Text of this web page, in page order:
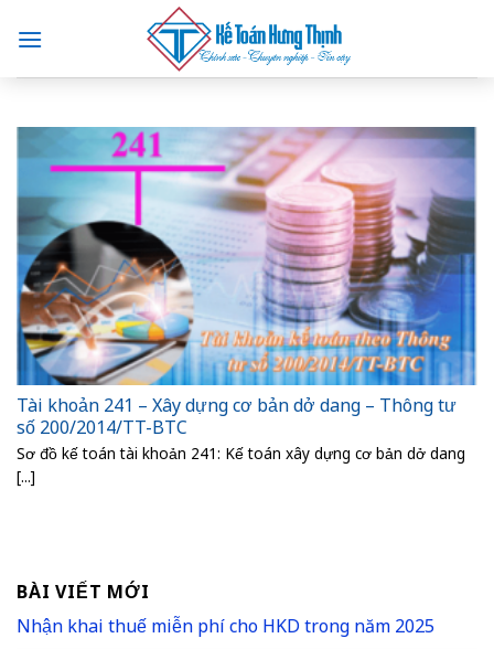
content
Tài khoản 241 – Xây dựng cơ bản dở dang – Thông tư
số 200/2014/TT-BTC
Sơ đồ kế toán tài khoản 241: Kế toán xây dựng cơ bản dở dang
[...]
BÀI VIẾT MỚI
Nhận khai thuế miễn phí cho HKD trong năm 2025